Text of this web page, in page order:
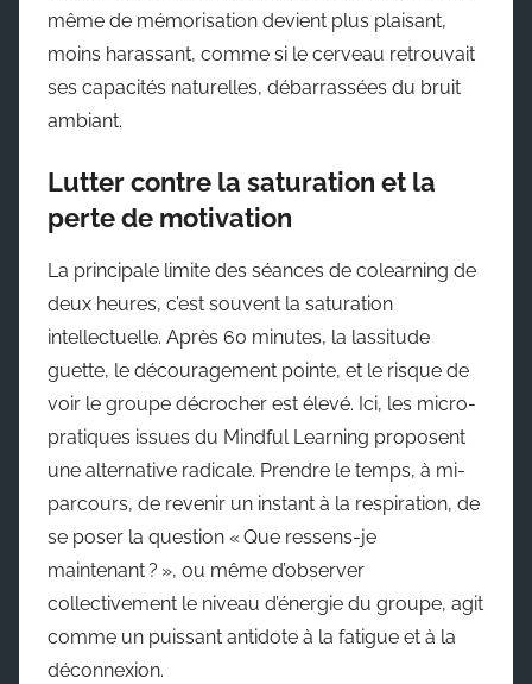
même de mémorisation devient plus plaisant,
moins harassant, comme si le cerveau retrouvait
ses capacités naturelles, débarrassées du bruit
ambiant.
Lutter contre la saturation et la
perte de motivation
La principale limite des séances de colearning de
deux heures, c’est souvent la saturation
intellectuelle. Après 60 minutes, la lassitude
guette, le découragement pointe, et le risque de
voir le groupe décrocher est élevé. Ici, les micro-
pratiques issues du Mindful Learning proposent
une alternative radicale. Prendre le temps, à mi-
parcours, de revenir un instant à la respiration, de
se poser la question « Que ressens-je
maintenant ? », ou même d’observer
collectivement le niveau d’énergie du groupe, agit
comme un puissant antidote à la fatigue et à la
déconnexion.